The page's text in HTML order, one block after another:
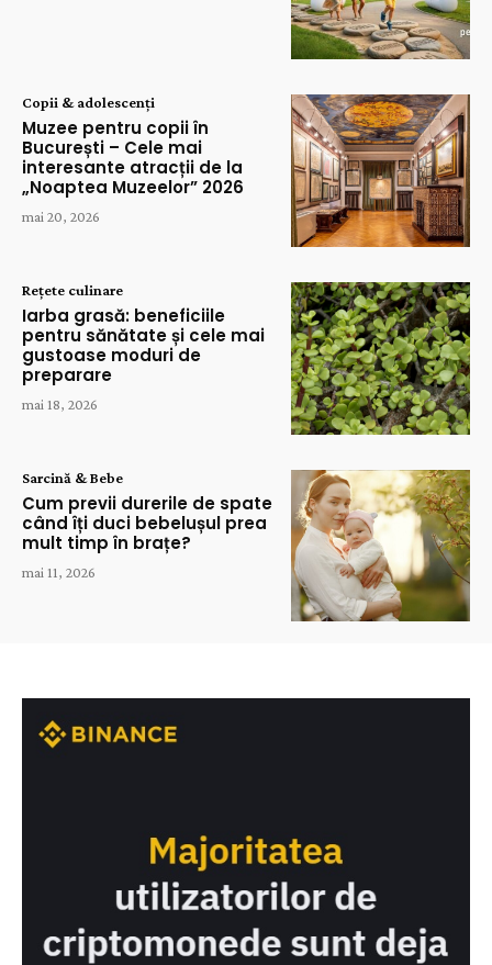
Copii & adolescenți
Muzee pentru copii în
București – Cele mai
interesante atracții de la
„Noaptea Muzeelor” 2026
mai 20, 2026
Rețete culinare
Iarba grasă: beneficiile
pentru sănătate și cele mai
gustoase moduri de
preparare
mai 18, 2026
Sarcină & Bebe
Cum previi durerile de spate
când îți duci bebelușul prea
mult timp în brațe?
mai 11, 2026